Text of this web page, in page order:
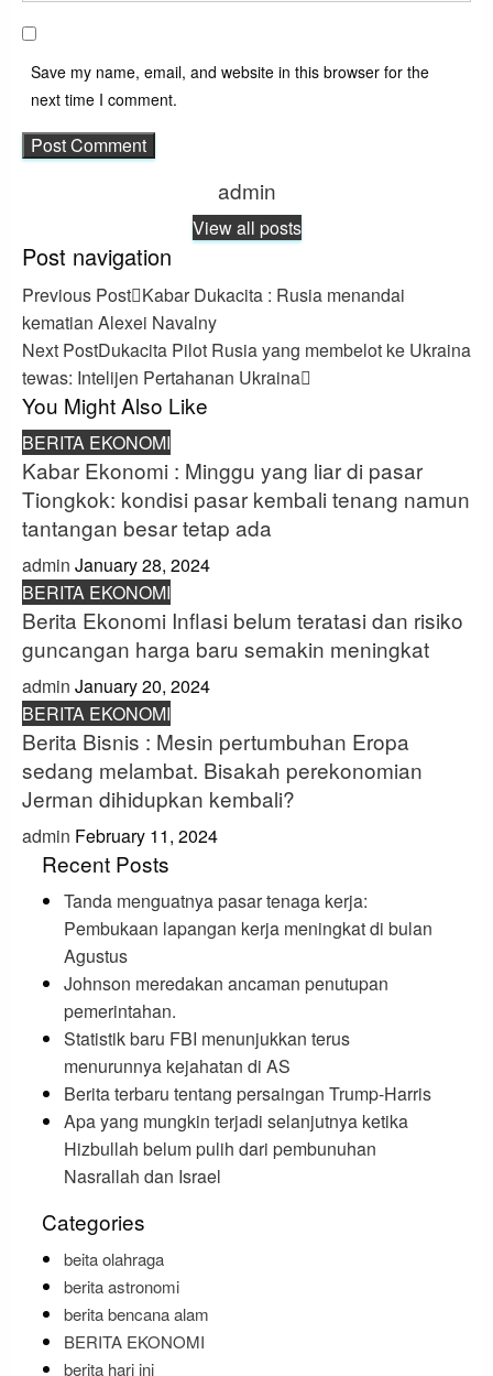
Save my name, email, and website in this browser for the
next time I comment.
admin
View all posts
Post navigation
Previous Post Kabar Dukacita : Rusia menandai
kematian Alexei Navalny
Next PostDukacita Pilot Rusia yang membelot ke Ukraina
tewas: Intelijen Pertahanan Ukraina
You Might Also Like
BERITA EKONOMI
Kabar Ekonomi : Minggu yang liar di pasar
Tiongkok: kondisi pasar kembali tenang namun
tantangan besar tetap ada
admin January 28, 2024
BERITA EKONOMI
Berita Ekonomi Inflasi belum teratasi dan risiko
guncangan harga baru semakin meningkat
admin January 20, 2024
BERITA EKONOMI
Berita Bisnis : Mesin pertumbuhan Eropa
sedang melambat. Bisakah perekonomian
Jerman dihidupkan kembali?
admin February 11, 2024
Recent Posts
Tanda menguatnya pasar tenaga kerja:
Pembukaan lapangan kerja meningkat di bulan
Agustus
Johnson meredakan ancaman penutupan
pemerintahan.
Statistik baru FBI menunjukkan terus
menurunnya kejahatan di AS
Berita terbaru tentang persaingan Trump-Harris
Apa yang mungkin terjadi selanjutnya ketika
Hizbullah belum pulih dari pembunuhan
Nasrallah dan Israel
Categories
beita olahraga
berita astronomi
berita bencana alam
BERITA EKONOMI
berita hari ini